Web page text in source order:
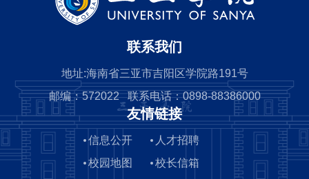
联系我们
地址:海南省三亚市吉阳区学院路191号
邮编：572022 联系电话：0898-88386000
友情链接
信息公开
人才招聘
校园地图
校长信箱